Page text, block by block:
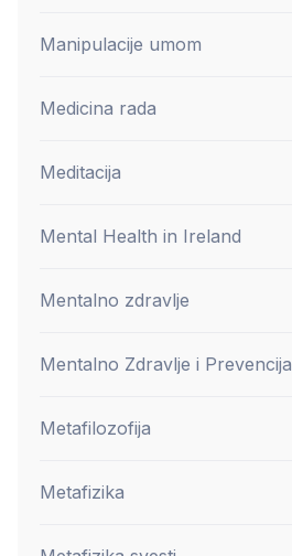
Manipulacije umom
Medicina rada
Meditacija
Mental Health in Ireland
Mentalno zdravlje
Mentalno Zdravlje i Prevencija
Metafilozofija
Metafizika